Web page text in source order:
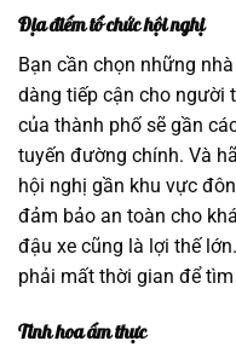
Địa điểm tổ chức hội nghị
Bạn cần chọn những
dàng tiếp cận cho người
của thành phố sẽ gần
tuyến đường chính. Và
hội nghị gần khu vực
đảm bảo an toàn cho
đậu xe cũng là lợi thế
phải mất thời gian để
Tinh hoa ẩm thực